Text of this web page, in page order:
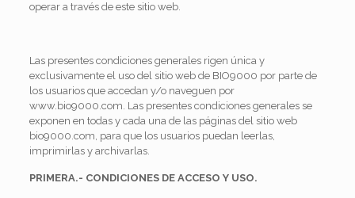
operar a través de este sitio web.
Las presentes condiciones generales rigen única y
exclusivamente el uso del sitio web de BIO9000 por parte de
los usuarios que accedan y/o naveguen por
www.bio9000.com. Las presentes condiciones generales se
exponen en todas y cada una de las páginas del sitio web
bio9000.com, para que los usuarios puedan leerlas,
imprimirlas y archivarlas.
PRIMERA.- CONDICIONES DE ACCESO Y USO.